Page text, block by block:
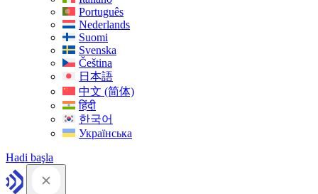
Português
Nederlands
Suomi
Svenska
Čeština
日本語
中文 (简体)
हिंदी
한국어
Українська
Hadi başla